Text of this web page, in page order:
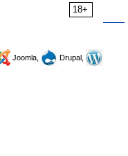
18+
Joomla,
Drupal,